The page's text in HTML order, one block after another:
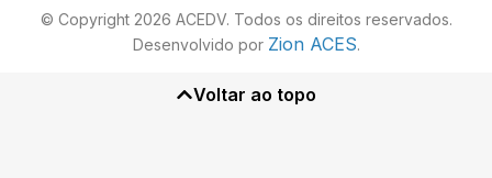
© Copyright 2026 ACEDV. Todos os direitos reservados.
Desenvolvido por Zion ACES.
Voltar ao topo